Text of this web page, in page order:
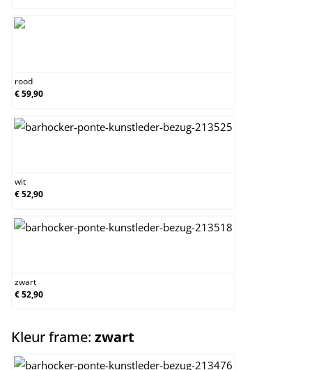
rood
€ 59,90
wit
€ 52,90
zwart
€ 52,90
Kleur frame: zwart